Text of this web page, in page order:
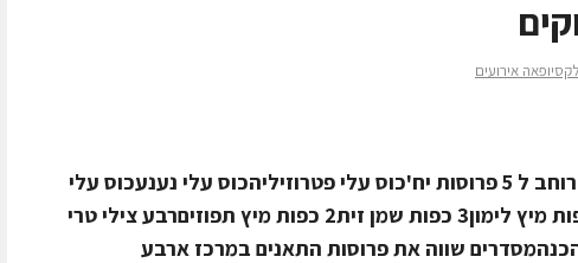
אירועים
מצרכים6 תאנים בלאדי פרוסות לרוחב ל 5 פרוסות יח'כוס עלי פטרוזיליהכוס עלי נענעכוס עלי
כוסברהכוס עלי ראשדלרוטב3 כפות מיץ לימון3 כפות שמן זית2 כפות מיץ תפוזיםרבע צילי טרי
הכנהמסדרים שווה את פרוסות התאנים במרכז ארבע